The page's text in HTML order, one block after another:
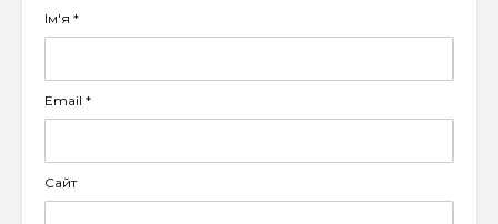
Ім'я *
Email *
Сайт